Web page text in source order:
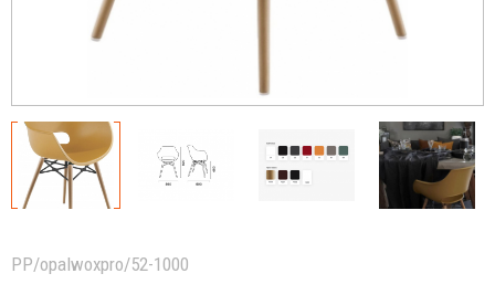
PP/opalwoxpro/52-1000